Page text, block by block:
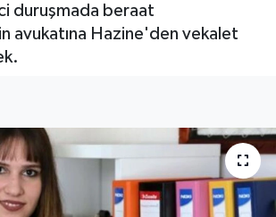
duruşmada beraat
avukatına Hazine'den vekalet